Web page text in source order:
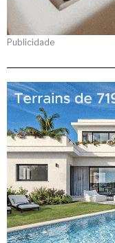
Publicidade